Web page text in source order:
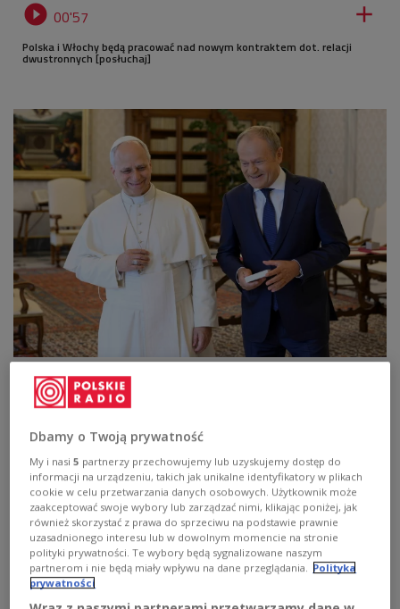
 00'57 
Polska i Włochy będą pracować nad nowym kontraktem dot. relacji
dwustronnych [posłuchaj]
Premier Donald Tusk i papież Leon XIV
HANDOUT EDITORIAL USE ONLY/NO SALES Dostawca: PAP/EPA.
wszystkich istotnych sprawach, które wpływają na
Europę, m.in. na temat wojny w Ukrainie, ETS,
funduszy europejskich i polityki spójności -
podkreślił w czwartekpremier Donald Tuskw
Rzymie po spotkaniu zpremier Włoch Giorgią
Meloni.Po ponad godzinnej rozmowie w jej
kancelarii - Palazzo Chigi - Tusk ocenił, że oba
kraje „dobrze się rozumieją”.
Dbamy o Twoją prywatność
My i nasi5 partnerzy przechowujemy lub uzyskujemy dostęp do
informacji na urządzeniu, takich jak unikalne identyfikatory w plikach
cookie w celu przetwarzania danych osobowych. Użytkownik może
zaakceptować swoje wybory lub zarządzać nimi, klikając poniżej, jak
również skorzystać z prawa do sprzeciwu na podstawie prawnie
uzasadnionego interesu lub w dowolnym momencie na stronie
polityki prywatności. Te wybory będą sygnalizowane naszym
partnerom i nie będą miały wpływu na dane przeglądania. Polityka
prywatności